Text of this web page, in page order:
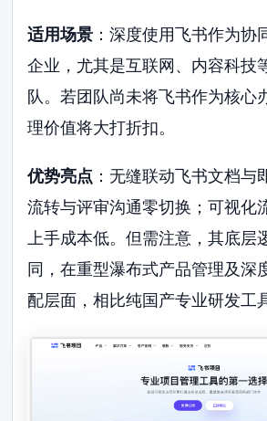
适用场景 ：深度使用飞书作为协
企业，尤其是互联网、内容科技
队。若团队尚未将飞书作为核心
理价值将大打折扣。
优势亮点 ：无缝联动飞书文档与
流转与评审沟通零切换；可视化
上手成本低。但需注意，其底层
同，在重型瀑布式产品管理及深
配层面，相比纯国产专业研发工